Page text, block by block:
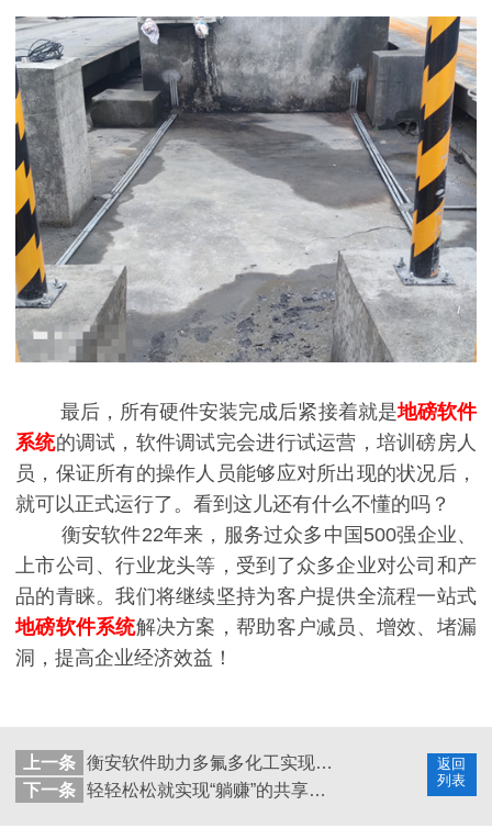
最后，所有硬件安装完成后紧接着就是地磅软件
系统的调试，软件调试完会进行试运营，培训磅房人
员，保证所有的操作人员能够应对所出现的状况后，
就可以正式运行了。看到这儿还有什么不懂的吗？
衡安软件22年来，服务过众多中国500强企业、
上市公司、行业龙头等，受到了众多企业对公司和产
品的青睐。我们将继续坚持为客户提供全流程一站式
地磅软件系统解决方案，帮助客户减员、增效、堵漏
洞，提高企业经济效益！
返回
列表
上一条
衡安软件助力多氟多化工实现无人值守自动称重系统
下一条
轻轻松松就实现“躺赚”的共享过磅机究竟有多牛？